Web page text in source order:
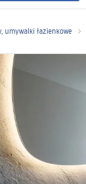
umywalki łazienkowe